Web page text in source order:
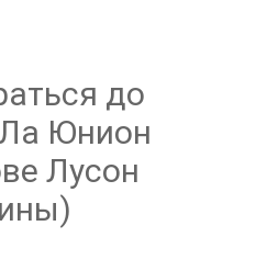
до
Юнион
Лусон